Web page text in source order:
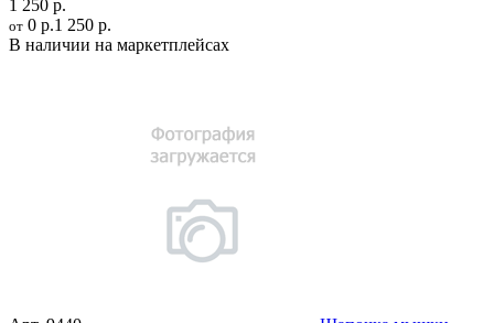
1 250 р.
от 0 р.1 250 р.
В наличии на маркетплейсах